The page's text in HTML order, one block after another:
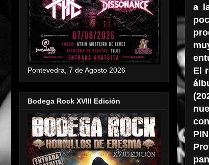
a
El
Pontevedra, 7 de Agosto 2026
Bodega Rock XVIII Edición